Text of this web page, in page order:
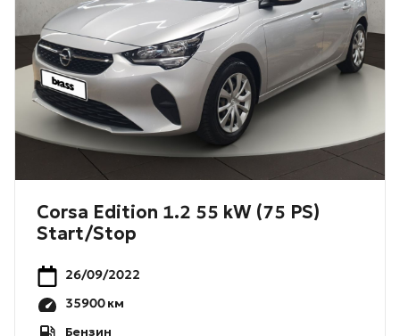
Corsa Edition 1.2 55 kW (75 PS)
Start/Stop
26/09/2022
35900км
Бензин